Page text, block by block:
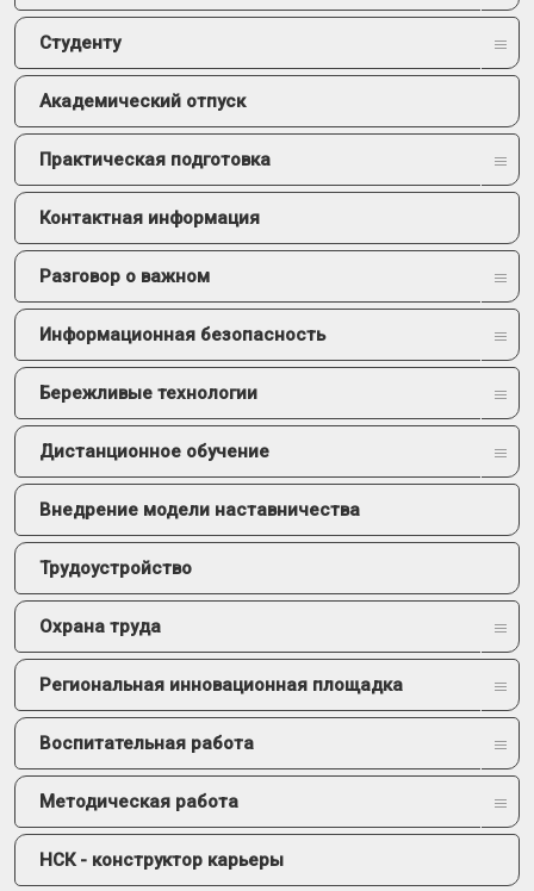
Студенту
Академический отпуск
Практическая подготовка
Контактная информация
Разговор о важном
Информационная безопасность
Бережливые технологии
Дистанционное обучение
Внедрение модели наставничества
Трудоустройство
Охрана труда
Региональная инновационная площадка
Воспитательная работа
Методическая работа
НСК - конструктор карьеры